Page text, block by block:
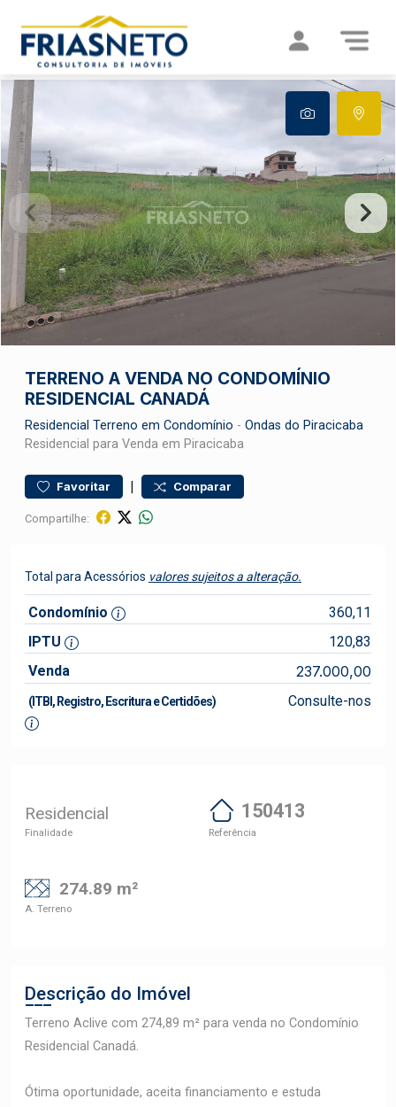
TERRENO A VENDA NO CONDOMÍNIO
RESIDENCIAL CANADÁ
Residencial Terreno em Condomínio - Ondas do Piracicaba
Residencial para Venda em Piracicaba
Favoritar | Comparar
Compartilhe:
Total para Acessórios valores sujeitos a alteração.
Condomínio
360,11
IPTU
120,83
Venda
237.000,00
(ITBI, Registro, Escritura e Certidões) Consulte-nos
Residencial
Finalidade
150413
Referência
274.89 m²
A. Terreno
Descrição do Imóvel
Terreno Aclive com 274,89 m² para venda no Condomínio
Residencial Canadá.
Ótima oportunidade, aceita financiamento e estuda